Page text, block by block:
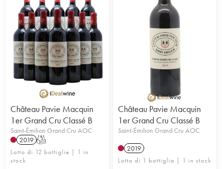
Château Pavie Macquin
1er Grand Cru Classé B
Saint-Émilion Grand Cru AOC
2019 T
Lotto di 12 bottiglie | 1 in
stock
Château Pavie Macquin
1er Grand Cru Classé B
Saint-Émilion Grand Cru AOC
2019
Lotto di 1 bottiglia | 1 in stock